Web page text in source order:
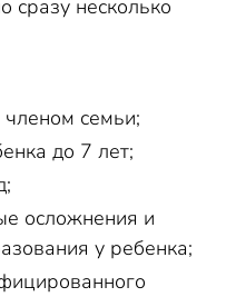
сразу несколько
семьи;
до 7 лет;
осложнения и
у ребенка;